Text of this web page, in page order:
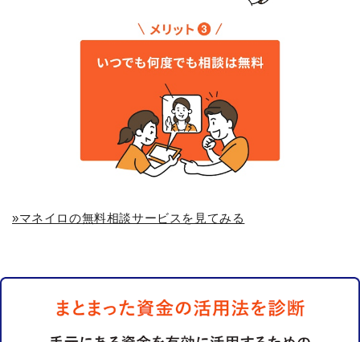
»マネイロの無料相談サービスを見てみる